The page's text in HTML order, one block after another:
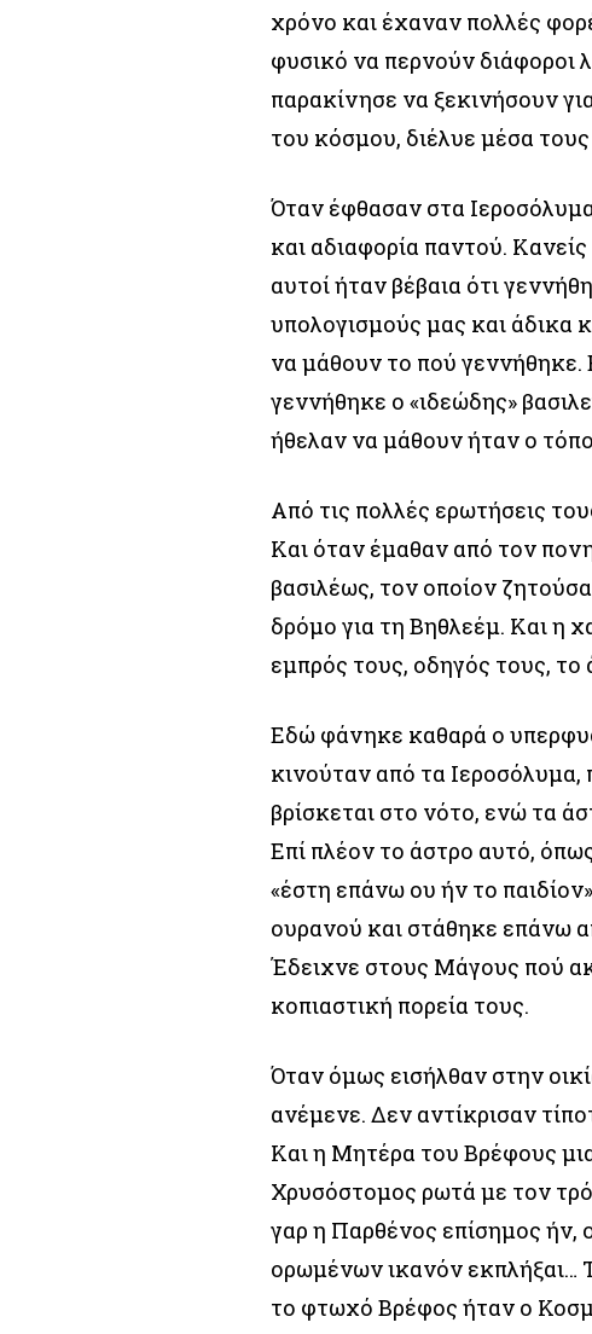
χρόνο και έχαναν πολλές
φυσικό να περνούν διάφοροι
παρακίνησε να ξεκινήσουν
του κόσμου, διέλυε μέσα
Όταν έφθασαν στα
και αδιαφορία παντού.
αυτοί ήταν βέβαια ότι
υπολογισμούς μας και άδικα
να μάθουν το πού γεννήθηκε.
γεννήθηκε ο «ιδεώδης»
ήθελαν να μάθουν ήταν ο
Από τις πολλές ερωτήσεις
Και όταν έμαθαν από τον
βασιλέως, τον οποίον
δρόμο για τη Βηθλεέμ. Και η
εμπρός τους, οδηγός τους,
Εδώ φάνηκε καθαρά ο
κινούταν από τα Ιεροσόλυμα,
βρίσκεται στο νότο, ενώ τα
Επί πλέον το άστρο αυτό,
«έστη επάνω ου ήν το
ουρανού και στάθηκε επάνω
Έδειχνε στους Μάγους πού
κοπιαστική πορεία τους.
Όταν όμως εισήλθαν στην
ανέμενε. Δεν αντίκρισαν
Και η Μητέρα του Βρέφους
Χρυσόστομος ρωτά με τον
γαρ η Παρθένος επίσημος ήν,
ορωμένων ικανόν εκπλήξαι…
το φτωχό Βρέφος ήταν ο